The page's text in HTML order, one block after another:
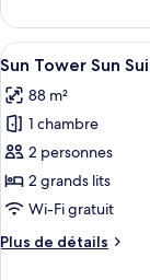
Club
2
(9:00~10:30am)
+Wellness
Ocean
Suite
Double
Queen
le
type
de
Ocean
Tower
Suite
Double
Queen
Afficher
toutes
les
photos
pour
ce
type
chambre :
5
Sun Tower Sun
88 m²
1 chambre
2 personnes
2 grands lits
Wi-Fi gratuit
Plus de détails
Plus